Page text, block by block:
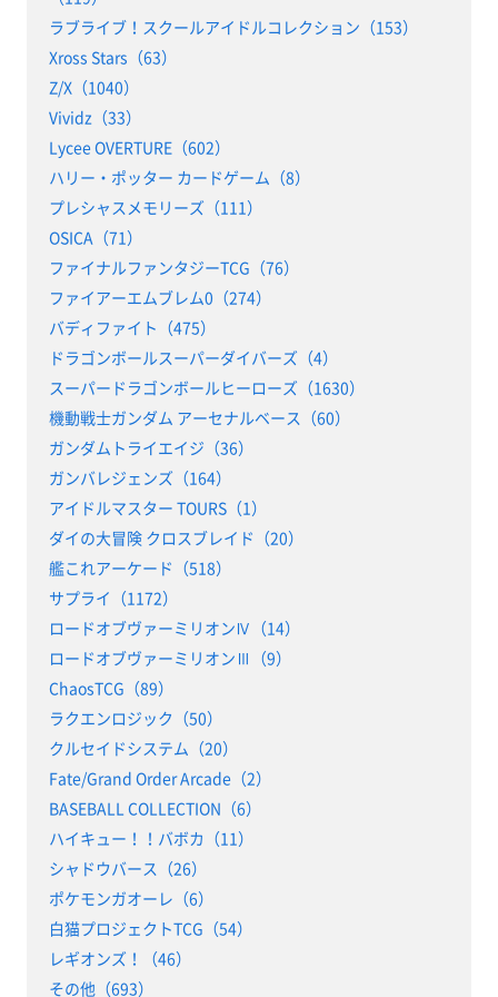
ラブライブ！スクールアイドルコレクション（153）
Xross Stars（63）
Z/X（1040）
Vividz（33）
Lycee OVERTURE（602）
ハリー・ポッター カードゲーム（8）
プレシャスメモリーズ（111）
OSICA（71）
ファイナルファンタジーTCG（76）
ファイアーエムブレム0（274）
バディファイト（475）
ドラゴンボールスーパーダイバーズ（4）
スーパードラゴンボールヒーローズ（1630）
機動戦士ガンダム アーセナルベース（60）
ガンダムトライエイジ（36）
ガンバレジェンズ（164）
アイドルマスター TOURS（1）
ダイの大冒険 クロスブレイド（20）
艦これアーケード（518）
サプライ（1172）
ロードオブヴァーミリオンⅣ（14）
ロードオブヴァーミリオンⅢ（9）
ChaosTCG（89）
ラクエンロジック（50）
クルセイドシステム（20）
Fate/Grand Order Arcade（2）
BASEBALL COLLECTION（6）
ハイキュー！！バボカ（11）
シャドウバース（26）
ポケモンガオーレ（6）
白猫プロジェクトTCG（54）
レギオンズ！（46）
その他（693）